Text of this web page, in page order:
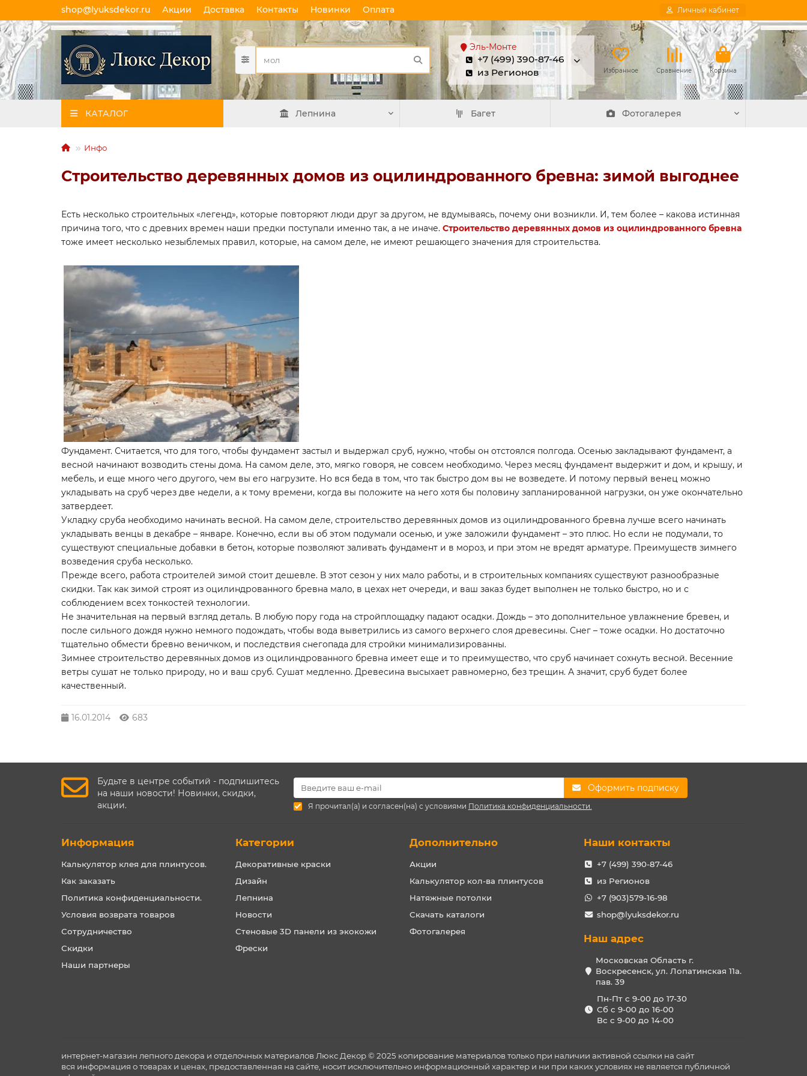
shop@lyuksdekor.ru Акции Доставка Контакты Новинки Оплата Личный кабинет
Эль-Монте
+7 (499) 390-87-46
из Регионов
Избранное Сравнение Корзина
КАТАЛОГ Лепнина Багет Фотогалерея
Инфо
Строительство деревянных домов из оцилиндрованного бревна: зимой выгоднее
Есть несколько строительных «легенд», которые повторяют люди друг за другом, не вдумываясь, почему они возникли. И, тем более – какова истинная
причина того, что с древних времен наши предки поступали именно так, а не иначе. Строительство деревянных домов из оцилиндрованного бревна
тоже имеет несколько незыблемых правил, которые, на самом деле, не имеют решающего значения для строительства.
Фундамент. Считается, что для того, чтобы фундамент застыл и выдержал сруб, нужно, чтобы он отстоялся полгода. Осенью закладывают фундамент, а
весной начинают возводить стены дома. На самом деле, это, мягко говоря, не совсем необходимо. Через месяц фундамент выдержит и дом, и крышу, и
мебель, и еще много чего другого, чем вы его нагрузите. Но вся беда в том, что так быстро дом вы не возведете. И потому первый венец можно
укладывать на сруб через две недели, а к тому времени, когда вы положите на него хотя бы половину запланированной нагрузки, он уже окончательно
затвердеет.
Укладку сруба необходимо начинать весной. На самом деле, строительство деревянных домов из оцилиндрованного бревна лучше всего начинать
укладывать венцы в декабре – январе. Конечно, если вы об этом подумали осенью, и уже заложили фундамент – это плюс. Но если не подумали, то
существуют специальные добавки в бетон, которые позволяют заливать фундамент и в мороз, и при этом не вредят арматуре. Преимуществ зимнего
возведения сруба несколько.
Прежде всего, работа строителей зимой стоит дешевле. В этот сезон у них мало работы, и в строительных компаниях существуют разнообразные
скидки. Так как зимой строят из оцилиндрованного бревна мало, в цехах нет очереди, и ваш заказ будет выполнен не только быстро, но и с
соблюдением всех тонкостей технологии.
Не значительная на первый взгляд деталь. В любую пору года на стройплощадку падают осадки. Дождь – это дополнительное увлажнение бревен, и
после сильного дождя нужно немного подождать, чтобы вода выветрились из самого верхнего слоя древесины. Снег – тоже осадки. Но достаточно
тщательно обмести бревно веничком, и последствия снегопада для стройки минимализированны.
Зимнее строительство деревянных домов из оцилиндрованного бревна имеет еще и то преимущество, что сруб начинает сохнуть весной. Весенние
ветры сушат не только природу, но и ваш сруб. Сушат медленно. Древесина высыхает равномерно, без трещин. А значит, сруб будет более
качественный.
16.01.2014 683
Будьте в центре событий - подпишитесь
на наши новости! Новинки, скидки,
акции.
Оформить подписку
Я прочитал(а) и согласен(на) с условиями Политика конфиденциальности.
Информация
Калькулятор клея для плинтусов.
Как заказать
Политика конфиденциальности.
Условия возврата товаров
Сотрудничество
Скидки
Наши партнеры
Категории
Декоративные краски
Дизайн
Лепнина
Новости
Стеновые 3D панели из экокожи
Фрески
Дополнительно
Акции
Калькулятор кол-ва плинтусов
Натяжные потолки
Скачать каталоги
Фотогалерея
Наши контакты
+7 (499) 390-87-46
из Регионов
+7 (903)579-16-98
shop@lyuksdekor.ru
Наш адрес
Московская Область г.
Воскресенск, ул. Лопатинская 11а.
пав. 39
Пн-Пт с 9-00 до 17-30
Сб с 9-00 до 16-00
Вс с 9-00 до 14-00
интернет-магазин лепного декора и отделочных материалов Люкс Декор © 2025 копирование материалов только при наличии активной ссылки на сайт
вся информация о товарах и ценах, предоставленная на сайте, носит исключительно информационный характер и ни при каких условиях не является публичной